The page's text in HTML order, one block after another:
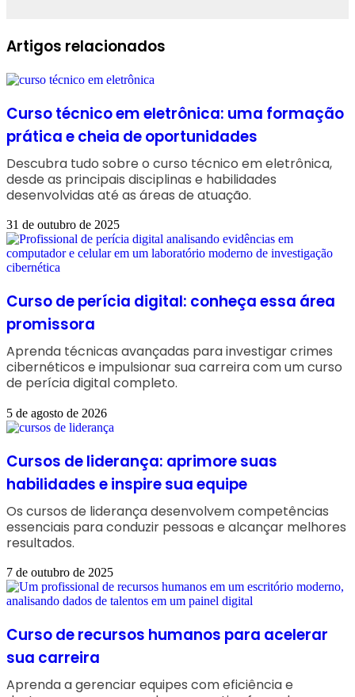
Facebook
Linkedin
WhatsApp
Telegram
Artigos relacionados
Curso técnico em eletrônica: uma formação
prática e cheia de oportunidades
Descubra tudo sobre o curso técnico em eletrônica,
desde as principais disciplinas e habilidades
desenvolvidas até as áreas de atuação.
31 de outubro de 2025
Curso de perícia digital: conheça essa área
promissora
Aprenda técnicas avançadas para investigar crimes
cibernéticos e impulsionar sua carreira com um curso
de perícia digital completo.
5 de agosto de 2026
Cursos de liderança: aprimore suas
habilidades e inspire sua equipe
Os cursos de liderança desenvolvem competências
essenciais para conduzir pessoas e alcançar melhores
resultados.
7 de outubro de 2025
Curso de recursos humanos para acelerar
sua carreira
Aprenda a gerenciar equipes com eficiência e